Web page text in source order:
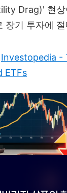
Drag)' 현상
장기 투자에
Investopedia -
ETFs